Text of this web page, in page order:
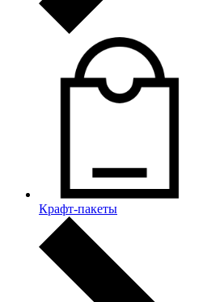
Крафт-пакеты